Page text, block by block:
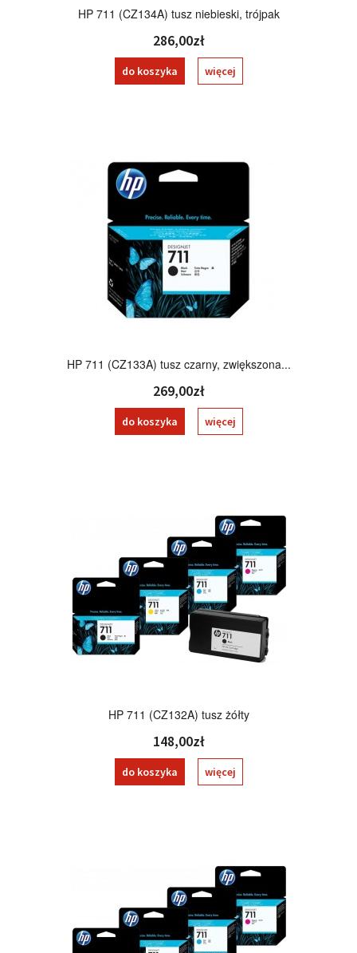
HP 711 (CZ134A) tusz niebieski, trójpak
286,00zł
do koszyka więcej
HP 711 (CZ133A) tusz czarny, zwiększona...
269,00zł
do koszyka więcej
HP 711 (CZ132A) tusz żółty
148,00zł
do koszyka więcej